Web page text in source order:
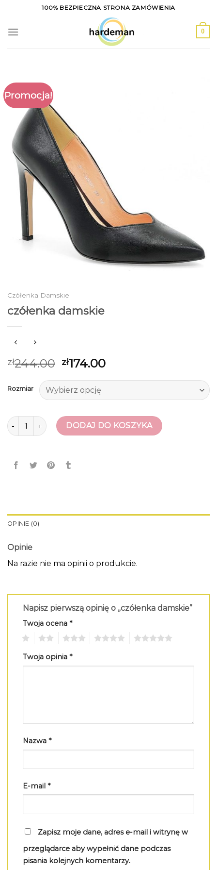
content
100% BEZPIECZNA STRONA ZAMÓWIENIA
0
Promocja!
Czółenka Damskie
czółenka damskie
zł244.00 zł174.00
Rozmiar
ilość czółenka damskieDODAJ DO KOSZYKA
OPINIE (0)
Opinie
Na razie nie ma opinii o produkcie.
Napisz pierwszą opinię o „czółenka damskie”
Twoja ocena *
Twoja opinia *
Nazwa *
E-mail *
Zapisz moje dane, adres e-mail i witrynę w
przeglądarce aby wypełnić dane podczas
pisania kolejnych komentarzy.